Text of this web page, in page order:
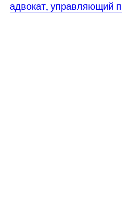
адвокат, управляющий